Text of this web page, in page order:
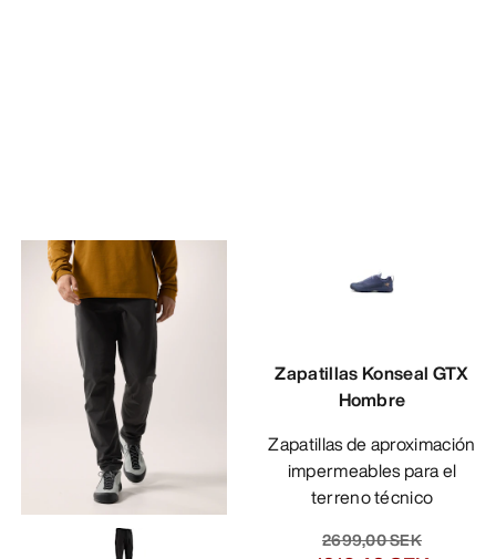
Zapatillas Konseal GTX
Hombre
Zapatillas de aproximación
impermeables para el
terreno técnico
2699,00 SEK